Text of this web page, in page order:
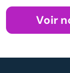
Voir